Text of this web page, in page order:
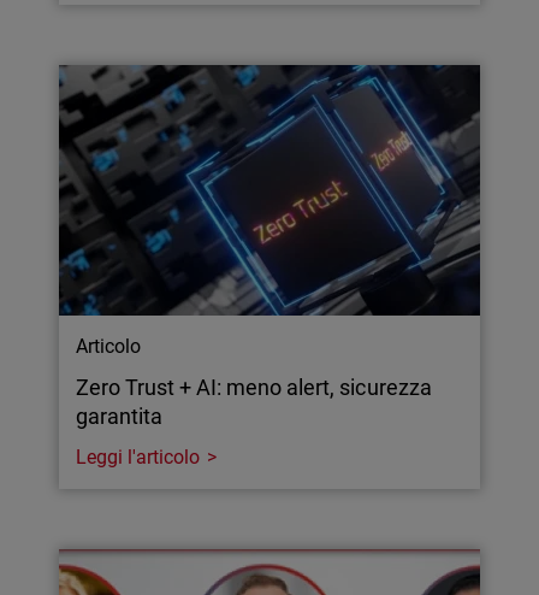
Articolo
Zero Trust + AI: meno alert, sicurezza
garantita
Leggi l'articolo